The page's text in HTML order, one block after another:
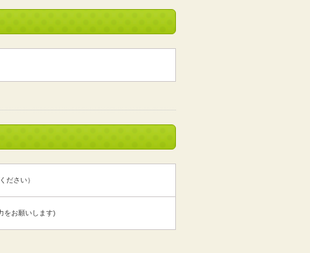
ださい）
をお願いします)